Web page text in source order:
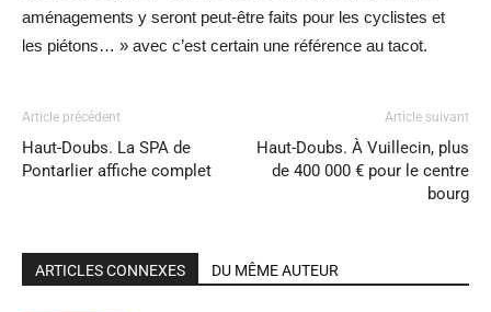
aménagements y seront peut-être faits pour les cyclistes et
les piétons… » avec c’est certain une référence au tacot.
Article précédent
Haut-Doubs. La SPA de
Pontarlier affiche complet
Article suivant
Haut-Doubs. À Vuillecin, plus
de 400 000 € pour le centre
bourg
ARTICLES CONNEXES DU MÊME AUTEUR